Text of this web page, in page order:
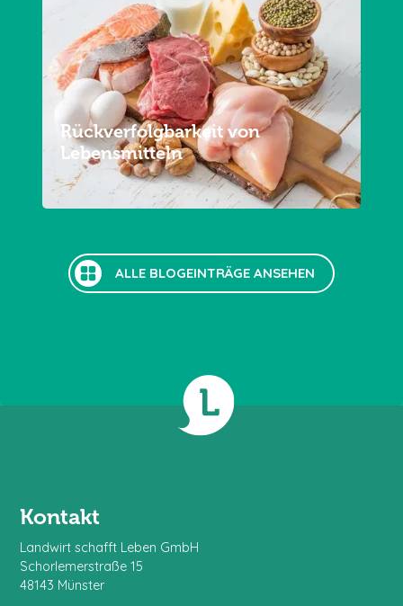
Rückverfolgbarkeit von
Lebensmitteln
ALLE BLOGEINTRÄGE ANSEHEN
Kontakt
Landwirt schafft Leben GmbH
Schorlemerstraße 15
48143 Münster